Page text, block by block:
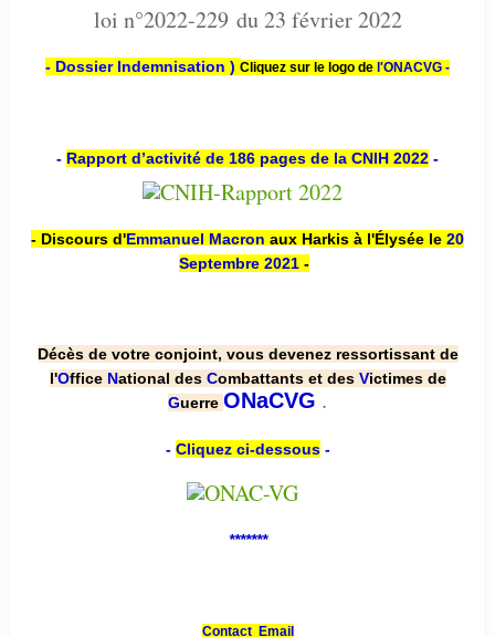
loi n°2022-229 du 23 février 2022
- Dossier Indemnisation ) Cliquez sur le logo de l'ONACVG -
- Rapport d’activité de 186 pages de la CNIH 2022 -
- Discours d'Emmanuel Macron aux Harkis à l'Élysée le 20
Septembre 2021 -
Décès de votre conjoint, vous devenez ressortissant de
l'Office National des Combattants et des Victimes de
Guerre ONaCVG .
- Cliquez ci-dessous-
*******
Contact Email